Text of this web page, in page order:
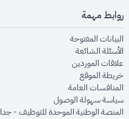
روابط مهمة
البيانات المفتوحةin new window
الأسئلة الشائعةin new window
علاقات الموردينin new window
خريطة الموقعopens in new window
المنافسات العامةin new window
سياسة سهولة الوصولnew window
المنصة الوطنية الموحدة للتوظيف -